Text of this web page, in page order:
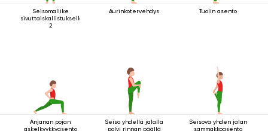
Seisomaliike
sivuttaiskallistuksella
2
Aurinkotervehdys Tuolin asento
Anjanan pojan
askelkyykkyasento
Seiso yhdellä jalalla
polvi rinnan päällä
Seisova yhden jalan
sammakkoasento